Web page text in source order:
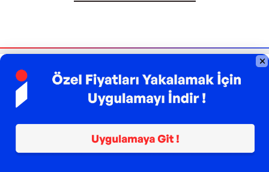
Bizi Takip Edin